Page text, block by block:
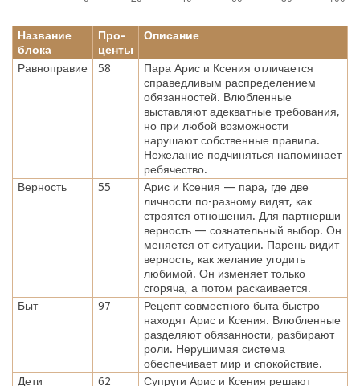
Название
блока
Про-
центы
Описание
Равноправие 58
Пара Арис и Ксения отличается
справедливым распределением
обязанностей. Влюбленные
выставляют адекватные требования,
но при любой возможности
нарушают собственные правила.
Нежелание подчиняться напоминает
ребячество.
Верность
55
Арис и Ксения — пара, где две
личности по-разному видят, как
строятся отношения. Для партнерши
верность — сознательный выбор. Он
меняется от ситуации. Парень видит
верность, как желание угодить
любимой. Он изменяет только
сгоряча, а потом раскаивается.
Быт
97
Рецепт совместного быта быстро
находят Арис и Ксения. Влюбленные
разделяют обязанности, разбирают
роли. Нерушимая система
обеспечивает мир и спокойствие.
Дети
62 Супруги Арис и Ксения решают